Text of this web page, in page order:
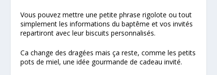
Vous pouvez mettre une petite phrase rigolote ou tout
simplement les informations du baptême et vos invités
repartiront avec leur biscuits personnalisés.
Ca change des dragées mais ça reste, comme les petits
pots de miel, une idée gourmande de cadeau invité.